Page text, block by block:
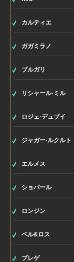
カルティエ
ガガミラノ
ブルガリ
リシャール·ミル
ロジェ·デュブイ
ジャガー·ルクルト
エルメス
ショパール
ロンジン
ベル&ロス
ブレゲ